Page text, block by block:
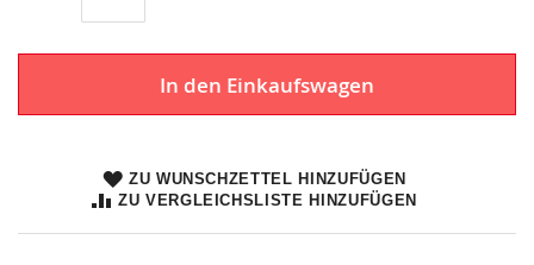
In den Einkaufswagen
ZU WUNSCHZETTEL HINZUFÜGEN
ZU VERGLEICHSLISTE HINZUFÜGEN